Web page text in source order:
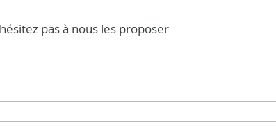
pas à nous les proposer